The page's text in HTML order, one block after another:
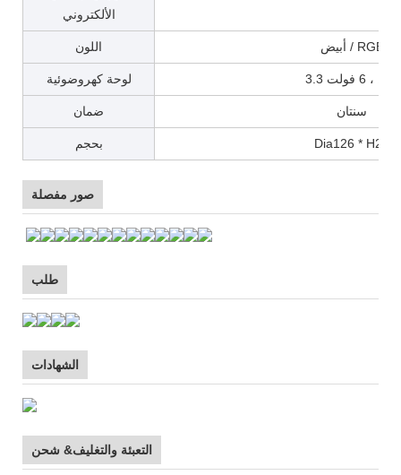
الألكتروني
اللون أبيض / RGB
لوحة كهروضوئية 3.3 واط ، 6 فولت
ضمان سنتان
بحجم Dia126 * H25
صور مفصلة
طلب
الشهادات
التعبئة والتغليف& شحن